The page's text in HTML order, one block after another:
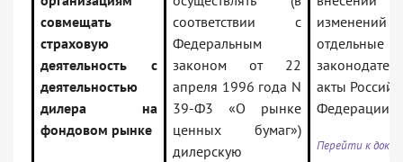
совмещать
страховую
деятельность с
деятельностью
дилера на
фондовом рынке
соответствии с
Федеральным
законом от 22
апреля 1996 года N
39-Ф3 «О рынке
ценных бумаг»)
дилерскую
изменений в
отдельные
акты
Федерации»
Перейти к